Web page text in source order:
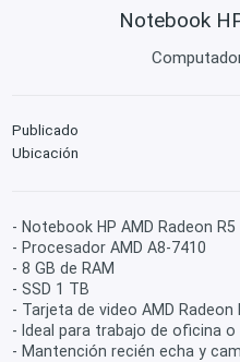
Notebook
Publicado
Ubicación
- Notebook HP AMD Radeon R5
- Procesador AMD A8-7410
- 8 GB de RAM
- SSD 1 TB
- Tarjeta de video AMD Radeon
- Ideal para trabajo de oficina o
- Mantención recién echa y